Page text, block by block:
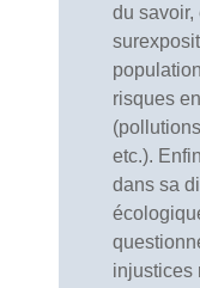
du savoir,
risques
etc.).
dans sa
injustices